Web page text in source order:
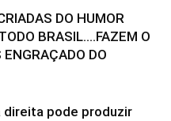
DO HUMOR
BRASIL….FAZEM O
DO
direita pode produzir